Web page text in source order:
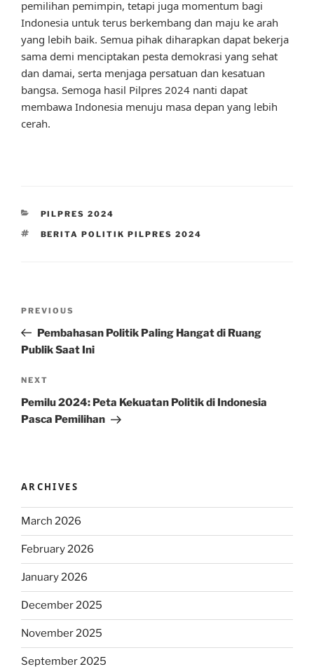
pemilihan pemimpin, tetapi juga momentum bagi
Indonesia untuk terus berkembang dan maju ke arah
yang lebih baik. Semua pihak diharapkan dapat bekerja
sama demi menciptakan pesta demokrasi yang sehat
dan damai, serta menjaga persatuan dan kesatuan
bangsa. Semoga hasil Pilpres 2024 nanti dapat
membawa Indonesia menuju masa depan yang lebih
cerah.
CATEGORIES
PILPRES 2024
TAGS
BERITA POLITIK PILPRES 2024
Previous
Post
PREVIOUS
Pembahasan Politik Paling Hangat di Ruang
Publik Saat Ini
Next
Post
NEXT
Pemilu 2024: Peta Kekuatan Politik di Indonesia
Pasca Pemilihan
ARCHIVES
March 2026
February 2026
January 2026
December 2025
November 2025
September 2025